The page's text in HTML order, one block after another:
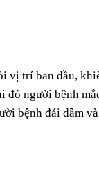
vị trí ban đầu,
đó người bệnh
bệnh đái dầm và